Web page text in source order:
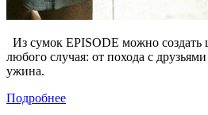
Из сумок EPISODE можно
любого случая: от похода с
ужина.
Подробнее